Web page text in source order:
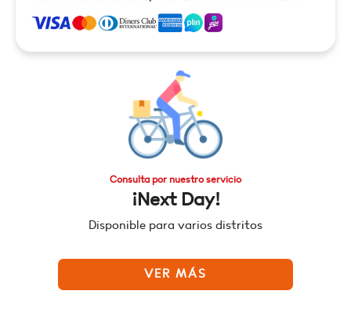
Consulta por nuestro servicio
¡Next Day!
Disponible para varios distritos
VER MÁS